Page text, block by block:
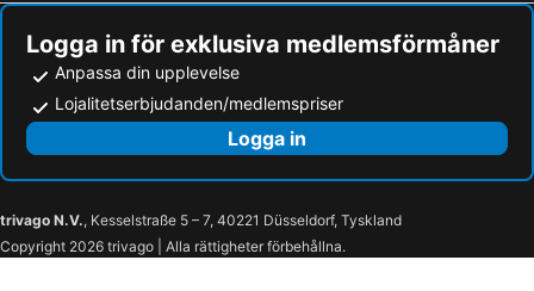
Logga in för exklusiva medlemsförmåner
Anpassa din upplevelse
Lojalitetserbjudanden/medlemspriser
Logga in
trivago N.V., Kesselstraße 5 – 7, 40221 Düsseldorf, Tyskland
Copyright 2026 trivago | Alla rättigheter förbehållna.